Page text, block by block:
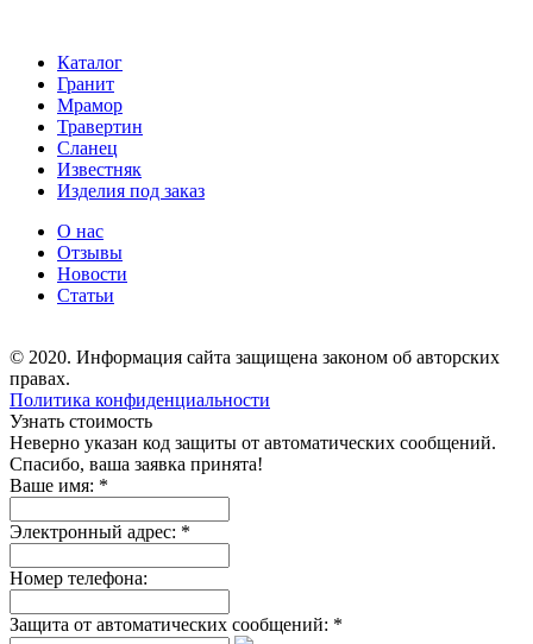
Каталог
Гранит
Мрамор
Травертин
Сланец
Известняк
Изделия под заказ
О нас
Отзывы
Новости
Статьи
© 2020. Информация сайта защищена законом об авторских
правах.
Политика конфиденциальности
Узнать стоимость
Неверно указан код защиты от автоматических сообщений.
Спасибо, ваша заявка принята!
Ваше имя: *
Электронный адрес: *
Номер телефона:
Защита от автоматических сообщений: *